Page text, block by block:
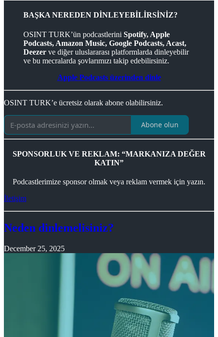
BAŞKA NEREDEN DİNLEYEBİLİRSİNİZ?
OSINT TURK’ün podcastlerini Spotify, Apple
Podcasts, Amazon Music, Google Podcasts, Acast,
Deezer ve diğer uluslararası platformlarda dinleyebilir
ve bu mecralarda şovlarımızı takip edebilirsiniz.
Apple Podcasts üzerinden dinle
OSINT TURK’e ücretsiz olarak abone olabilirsiniz.
Abone olun
SPONSORLUK VE REKLAM: “MARKANIZA DEĞER
KATIN”
Podcastlerimize sponsor olmak veya reklam vermek için yazın.
İletişim
Neden dinlemelisiniz?
December 25, 2025